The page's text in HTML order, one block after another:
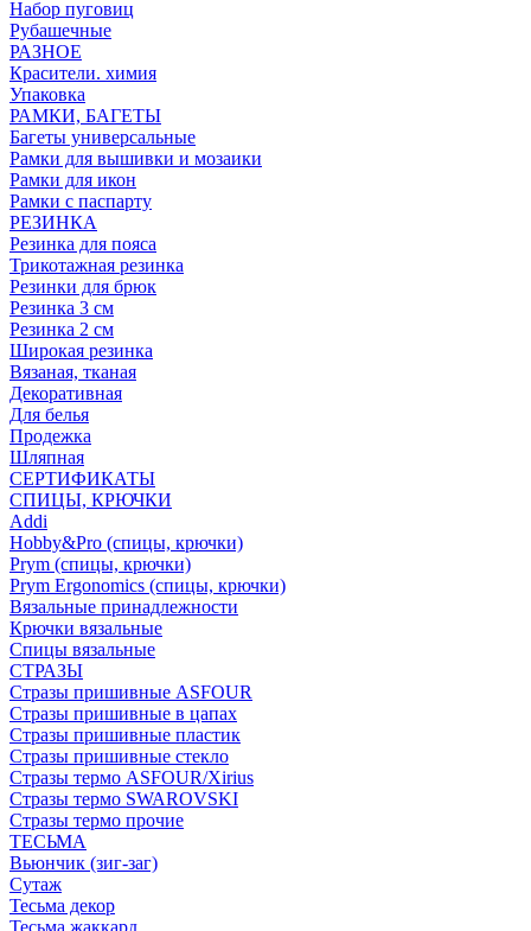
Набор пуговиц
Рубашечные
РАЗНОЕ
Красители. химия
Упаковка
РАМКИ, БАГЕТЫ
Багеты универсальные
Рамки для вышивки и мозаики
Рамки для икон
Рамки с паспарту
РЕЗИНКА
Резинка для пояса
Трикотажная резинка
Резинки для брюк
Резинка 3 см
Резинка 2 см
Широкая резинка
Вязаная, тканая
Декоративная
Для белья
Продежка
Шляпная
СЕРТИФИКАТЫ
СПИЦЫ, КРЮЧКИ
Addi
Hobby&Pro (спицы, крючки)
Prym (спицы, крючки)
Prym Ergonomics (спицы, крючки)
Вязальные принадлежности
Крючки вязальные
Спицы вязальные
СТРАЗЫ
Стразы пришивные ASFOUR
Стразы пришивные в цапах
Стразы пришивные пластик
Стразы пришивные стекло
Стразы термо ASFOUR/Xirius
Стразы термо SWAROVSKI
Стразы термо прочие
ТЕСЬМА
Вьюнчик (зиг-заг)
Сутаж
Тесьма декор
Тесьма жаккард